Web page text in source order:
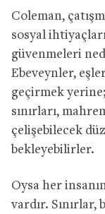
Coleman,
sosyal
güvenmeleri
Ebeveynler,
geçirmek
sınırları,
çelişebilecek
bekleyebilirler.
Oysa her
vardır. Sınırlar,